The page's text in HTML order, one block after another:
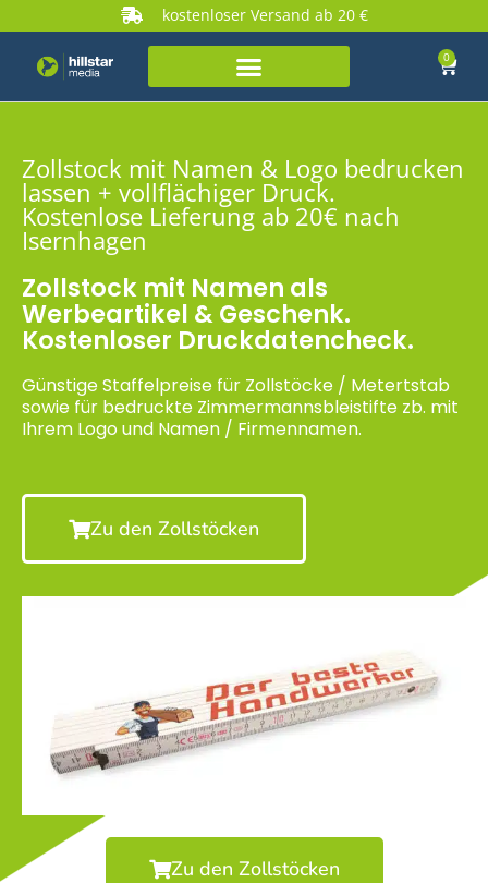
kostenloser Versand ab 20 €
0
Zollstock mit Namen & Logo bedrucken
lassen + vollflächiger Druck.
Kostenlose Lieferung ab 20€ nach
Isernhagen
Zollstock mit Namen als
Werbeartikel & Geschenk.
Kostenloser Druckdatencheck.
Günstige Staffelpreise für Zollstöcke / Metertstab
sowie für bedruckte Zimmermannsbleistifte zb. mit
Ihrem Logo und Namen / Firmennamen.
Zu den Zollstöcken
Zu den Zollstöcken